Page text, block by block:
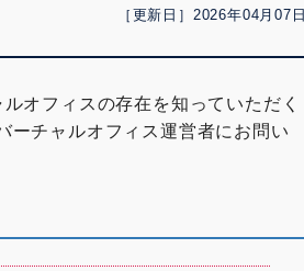
［更新日］2026年04月07日
オフィスの存在を知っていただく
ーチャルオフィス運営者にお問い